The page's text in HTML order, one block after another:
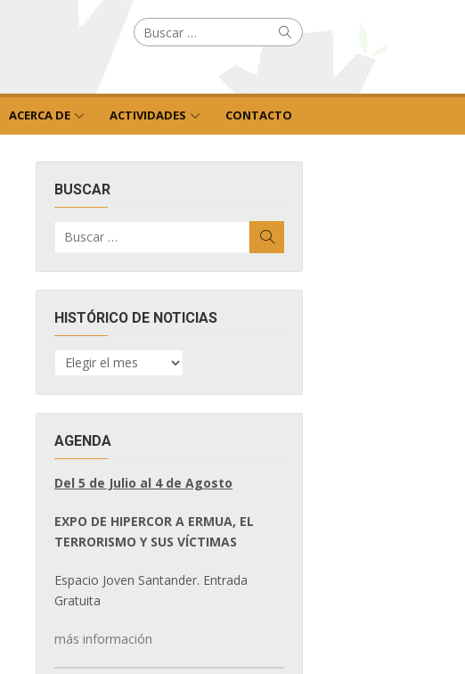
Buscar
por: Buscar
ACERCA DE ACTIVIDADES CONTACTO
BUSCAR
por:
HISTÓRICO DE NOTICIAS
HISTÓRICO
DE
AGENDA
Del 5 de Julio al 4 de Agosto
EXPO DE HIPERCOR A ERMUA, EL
TERRORISMO Y SUS VÍCTIMAS
Espacio Joven Santander. Entrada
Gratuita
más información